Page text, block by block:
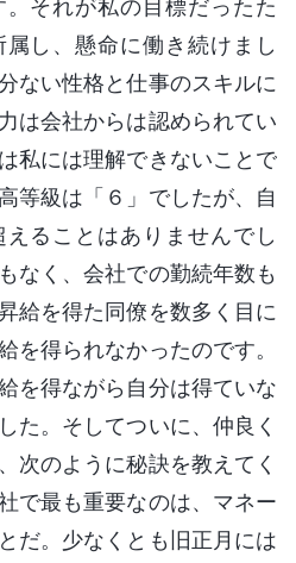
それが私の目標だったた
し、懸命に働き続けまし
ない性格と仕事のスキルに
は会社からは認められてい
私には理解できないことで
等級は「６」でしたが、自
ることはありませんでし
なく、会社での勤続年数も
給を得た同僚を数多く目に
を得られなかったのです。
を得ながら自分は得ていな
た。そしてついに、仲良く
次のように秘訣を教えてく
で最も重要なのは、マネー
だ。少なくとも旧正月には